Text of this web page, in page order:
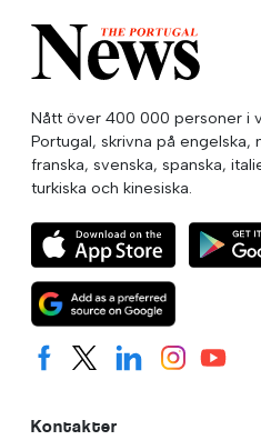
Nått över 400 000 personer i
Portugal, skrivna på engelska,
franska, svenska, spanska,
turkiska och kinesiska.
Kontakter